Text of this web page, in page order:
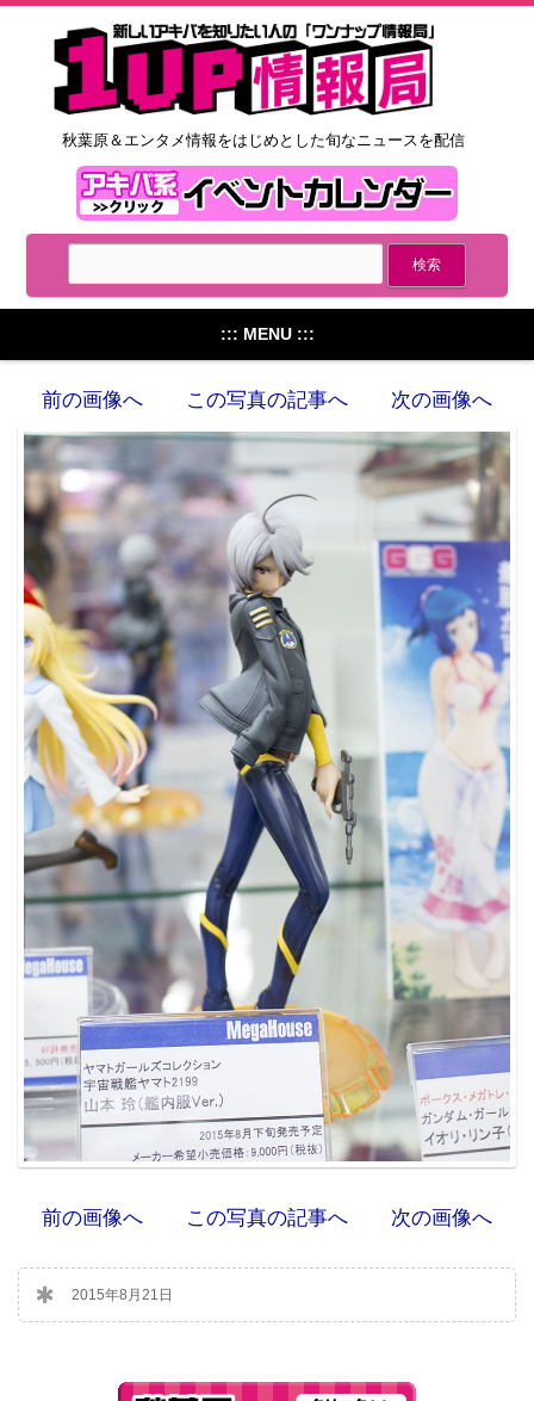
秋葉原＆エンタメ情報をはじめとした旬なニュースを配信
::: MENU :::
前の画像へ この写真の記事へ 次の画像へ
前の画像へ この写真の記事へ 次の画像へ
2015年8月21日